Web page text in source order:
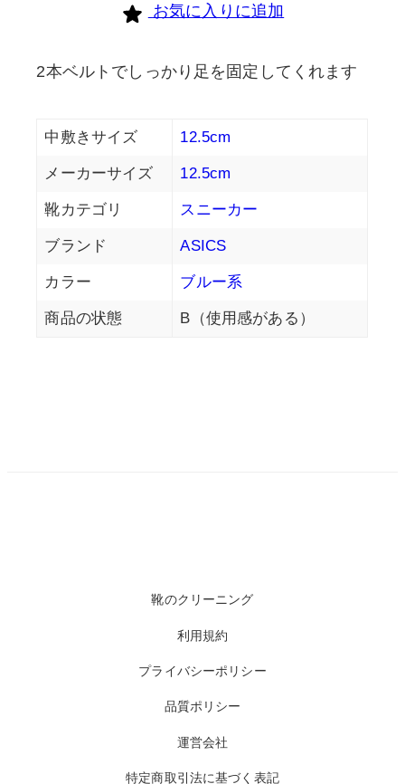
お気に入りに追加
2本ベルトでしっかり足を固定してくれます
中敷きサイズ 12.5cm
メーカーサイズ 12.5cm
靴カテゴリ スニーカー
ブランド ASICS
カラー ブルー系
商品の状態 B（使用感がある）
靴のクリーニング
利用規約
プライバシーポリシー
品質ポリシー
運営会社
特定商取引法に基づく表記